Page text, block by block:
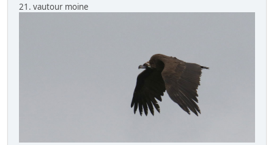
21. vautour moine